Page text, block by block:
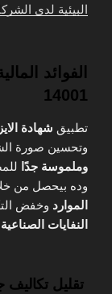
البيئية لدى
الفوائد
14001
تطبيق شهادة الايزو
وتحسين صورة
وملموسة جدًا
وده بيحصل من
الموارد وخفض
النفايات الصناعية
تقليل تكاليف